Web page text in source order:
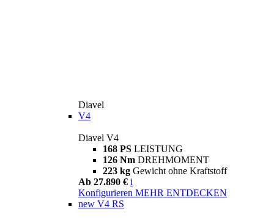
Diavel
V4
Diavel V4
168 PS LEISTUNG
126 Nm DREHMOMENT
223 kg Gewicht ohne Kraftstoff
Ab 27.890 € i
Konfigurieren MEHR ENTDECKEN
new V4 RS